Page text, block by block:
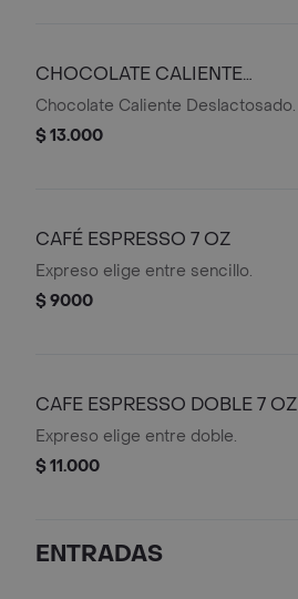
CHOCOLATE CALIENTE
DESLACTOSADO 9OZ
Chocolate Caliente Deslactosado.
$ 13.000
CAFÉ ESPRESSO 7 OZ
Expreso elige entre sencillo.
$ 9000
CAFE ESPRESSO DOBLE 7 OZ
Expreso elige entre doble.
$ 11.000
ENTRADAS